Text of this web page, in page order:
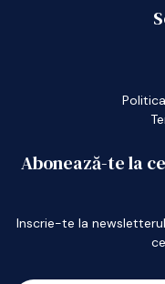
Abonează-te la
Inscrie-te la